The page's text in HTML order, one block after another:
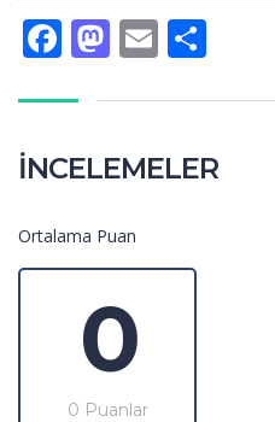
Facebook
Mastodon
Email
İNCELEMELER
Ortalama Puan
0
0 Puanlar